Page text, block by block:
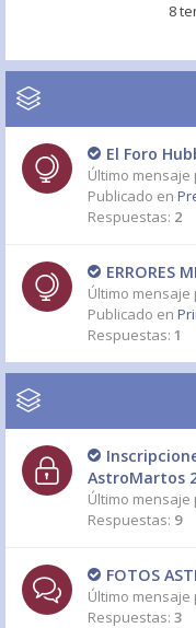
8
El Foro
Último mensaje
Publicado en
Respuestas: 2
ERRORES
Último mensaje
Publicado en
Respuestas: 1
AstroMartos
Último mensaje
Respuestas: 9
FOTOS
Último mensaje
Respuestas: 3